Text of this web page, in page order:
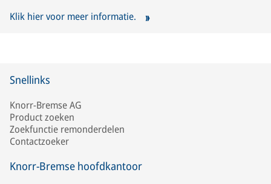
Klik hier voor meer informatie.
Snellinks
Knorr-Bremse AG
Product zoeken
Zoekfunctie remonderdelen
Contactzoeker
Knorr-Bremse hoofdkantoor